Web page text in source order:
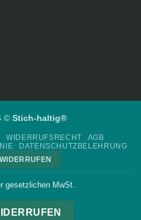
© Stich-haltig®
WIDERRUFSRECHT
AGB
DATENSCHUTZBELEHRUNG
gesetzlichen MwSt.